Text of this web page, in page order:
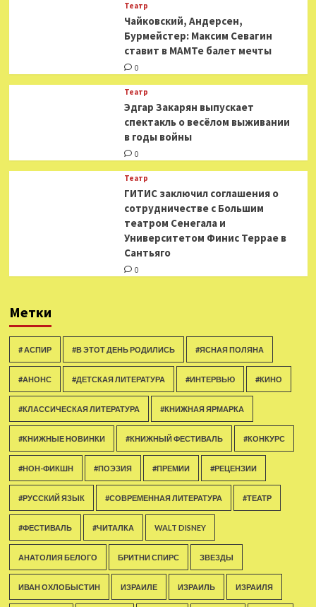
Театр
​​Чайковский, Андерсен,
Бурмейстер: Максим Севагин
ставит в МАМТе балет мечты
0
Театр
Эдгар Закарян выпускает
спектакль о весёлом выживании
в годы войны
0
Театр
ГИТИС заключил соглашения о
сотрудничестве с Большим
театром Сенегала и
Университетом Финис Террае в
Сантьяго
0
Метки
# АСПИР #В ЭТОТ ДЕНЬ РОДИЛИСЬ #ЯСНАЯ ПОЛЯНА
#АНОНС #ДЕТСКАЯ ЛИТЕРАТУРА #ИНТЕРВЬЮ #КИНО
#КЛАССИЧЕСКАЯ ЛИТЕРАТУРА #КНИЖНАЯ ЯРМАРКА
#КНИЖНЫЕ НОВИНКИ #КНИЖНЫЙ ФЕСТИВАЛЬ #КОНКУРС
#НОН-ФИКШН #ПОЭЗИЯ #ПРЕМИИ #РЕЦЕНЗИИ
#РУССКИЙ ЯЗЫК #СОВРЕМЕННАЯ ЛИТЕРАТУРА #ТЕАТР
#ФЕСТИВАЛЬ #ЧИТАЛКА WALT DISNEY
АНАТОЛИЯ БЕЛОГО БРИТНИ СПИРС ЗВЕЗДЫ
ИВАН ОХЛОБЫСТИН ИЗРАИЛЕ ИЗРАИЛЬ ИЗРАИЛЯ